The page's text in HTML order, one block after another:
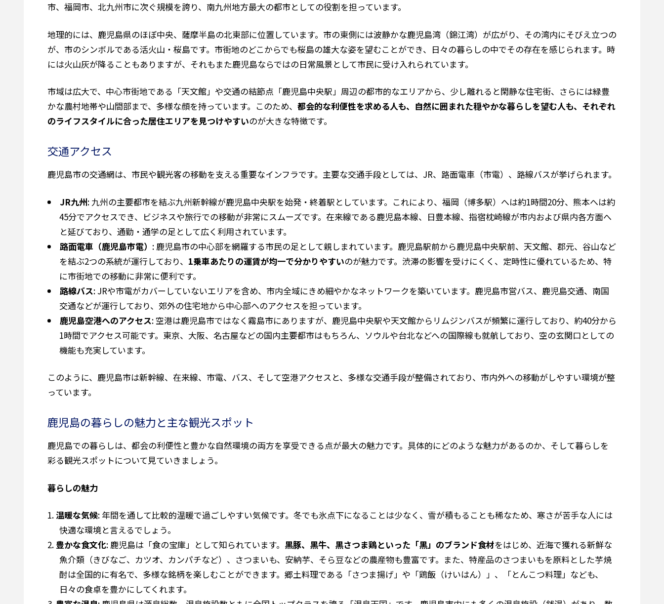
市、福岡市、北九州市に次ぐ規模を誇り、南九州地方最大の都市としての役割を担っています。
地理的には、鹿児島県のほぼ中央、薩摩半島の北東部に位置しています。市の東側には波静かな鹿児島湾（錦江湾）が広がり、その湾内にそびえ立つの
が、市のシンボルである活火山・桜島です。市街地のどこからでも桜島の雄大な姿を望むことができ、日々の暮らしの中でその存在を感じられます。時
には火山灰が降ることもありますが、それもまた鹿児島ならではの日常風景として市民に受け入れられています。
市域は広大で、中心市街地である「天文館」や交通の結節点「鹿児島中央駅」周辺の都市的なエリアから、少し離れると閑静な住宅街、さらには緑豊
かな農村地帯や山間部まで、多様な顔を持っています。このため、 都会的な利便性を求める人も、自然に囲まれた穏やかな暮らしを望む人も、それぞれ
のライフスタイルに合った居住エリアを見つけやすいのが大きな特徴です。
交通アクセス
鹿児島市の交通網は、市民や観光客の移動を支える重要なインフラです。主要な交通手段としては、JR、路面電車（市電）、路線バスが挙げられます。
JR九州: 九州の主要都市を結ぶ九州新幹線が鹿児島中央駅を始発・終着駅としています。これにより、福岡（博多駅）へは約1時間20分、熊本へは約
45分でアクセスでき、ビジネスや旅行での移動が非常にスムーズです。在来線である鹿児島本線、日豊本線、指宿枕崎線が市内および県内各方面へ
と延びており、通勤・通学の足として広く利用されています。
路面電車（鹿児島市電） : 鹿児島市の中心部を網羅する市民の足として親しまれています。鹿児島駅前から鹿児島中央駅前、天文館、郡元、谷山など
を結ぶ2つの系統が運行しており、 1乗車あたりの運賃が均一で分かりやすいのが魅力です。渋滞の影響を受けにくく、定時性に優れているため、特
に市街地での移動に非常に便利です。
路線バス: JRや市電がカバーしていないエリアを含め、市内全域にきめ細やかなネットワークを築いています。鹿児島市営バス、鹿児島交通、南国
交通などが運行しており、郊外の住宅地から中心部へのアクセスを担っています。
鹿児島空港へのアクセス: 空港は鹿児島市ではなく霧島市にありますが、鹿児島中央駅や天文館からリムジンバスが頻繁に運行しており、約40分から
1時間でアクセス可能です。東京、大阪、名古屋などの国内主要都市はもちろん、ソウルや台北などへの国際線も就航しており、空の玄関口としての
機能も充実しています。
このように、鹿児島市は新幹線、在来線、市電、バス、そして空港アクセスと、多様な交通手段が整備されており、市内外への移動がしやすい環境が整
っています。
鹿児島の暮らしの魅力と主な観光スポット
鹿児島での暮らしは、都会の利便性と豊かな自然環境の両方を享受できる点が最大の魅力です。具体的にどのような魅力があるのか、そして暮らしを
彩る観光スポットについて見ていきましょう。
暮らしの魅力
温暖な気候: 年間を通して比較的温暖で過ごしやすい気候です。冬でも氷点下になることは少なく、雪が積もることも稀なため、寒さが苦手な人には
快適な環境と言えるでしょう。
豊かな食文化: 鹿児島は「食の宝庫」として知られています。 黒豚、黒牛、黒さつま鶏といった「黒」のブランド食材をはじめ、近海で獲れる新鮮な
魚介類（きびなご、カツオ、カンパチなど）、さつまいも、安納芋、そら豆などの農産物も豊富です。また、特産品のさつまいもを原料とした芋焼
酎は全国的に有名で、多様な銘柄を楽しむことができます。郷土料理である「さつま揚げ」や「鶏飯（けいはん）」、「とんこつ料理」なども、
日々の食卓を豊かにしてくれます。